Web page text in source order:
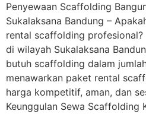
Penyewaan Scaffolding
Sukalaksana Bandung –
rental scaffolding
di wilayah Sukalaksana
butuh scaffolding dalam
menawarkan paket rental
harga kompetitif, aman, dan
Keunggulan Sewa Scaffolding